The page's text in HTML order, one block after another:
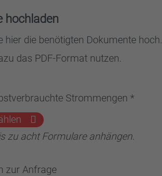
hochladen
hier die benötigten Dokumente hoch.
das PDF-Format nutzen.
Strommengen *
zu acht Formulare anhängen.
zur Anfrage